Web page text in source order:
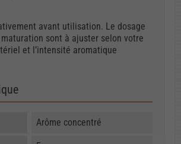
avant utilisation. Le dosage
sont à ajuster selon votre
et l’intensité aromatique
Arôme concentré